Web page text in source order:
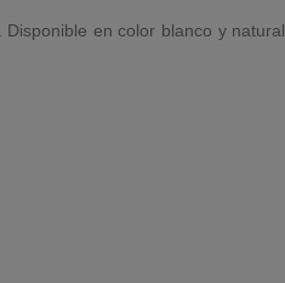
en color blanco y natural.